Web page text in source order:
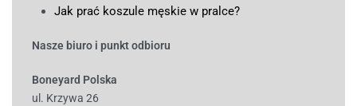
Jak prać koszule męskie w pralce?
Nasze biuro i punkt odbioru
Boneyard Polska
ul. Krzywa 26